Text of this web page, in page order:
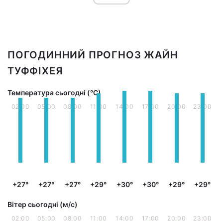
ПОГОДИННИЙ ПРОГНОЗ ЖАЙН
ТУФФІХЕЯ
Температура сьогодні (°С)
02:00
+27°
05:00
+27°
08:00
+27°
11:00
+29°
14:00
+30°
17:00
+30°
20:00
+29°
23:00
+29°
Вітер сьогодні (м/с)
02:00 05:00 08:00 11:00 14:00 17:00 20:00 23:00